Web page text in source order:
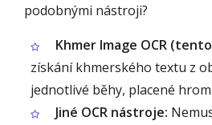
podobnými nástroji?
Khmer Image OCR
získání khmerského textu z
jednotlivé běhy, placené
Jiné OCR nástroje: